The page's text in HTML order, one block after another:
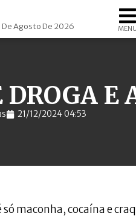
Agosto De 2026 MENU
21/12/2024 04:53
maconha, cocaína e